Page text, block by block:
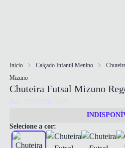
Início Calçado Infantil Menino
Mizuno
Chuteira Futsal Mizuno
Ref: 7894929813529
Selecione a cor: